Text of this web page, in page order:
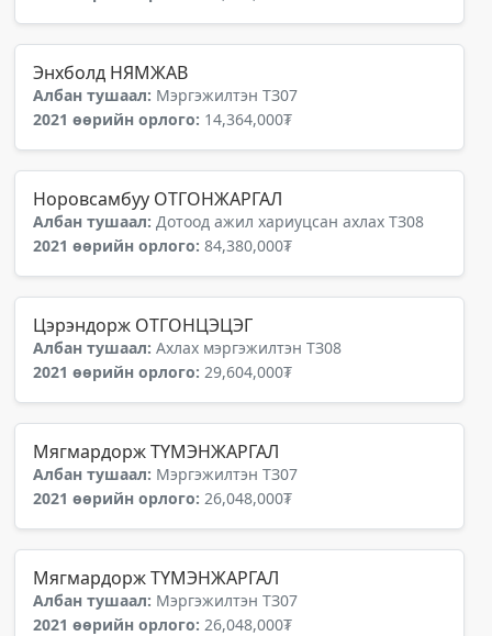
Энхболд НЯМЖАВ
Албан тушаал: Мэргэжилтэн ТЗ07
2021 өөрийн орлого: 14,364,000₮
Норовсамбуу ОТГОНЖАРГАЛ
Албан тушаал: Дотоод ажил хариуцсан ахлах ТЗ08
2021 өөрийн орлого: 84,380,000₮
Цэрэндорж ОТГОНЦЭЦЭГ
Албан тушаал: Ахлах мэргэжилтэн ТЗ08
2021 өөрийн орлого: 29,604,000₮
Мягмардорж ТҮМЭНЖАРГАЛ
Албан тушаал: Мэргэжилтэн ТЗ07
2021 өөрийн орлого: 26,048,000₮
Мягмардорж ТҮМЭНЖАРГАЛ
Албан тушаал: Мэргэжилтэн ТЗ07
2021 өөрийн орлого: 26,048,000₮